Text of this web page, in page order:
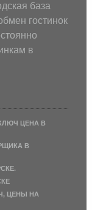
база
гостинок
в
ЦЕНА В
В
ЦЕНЫ НА